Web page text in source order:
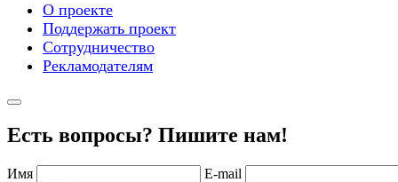
О проекте
Поддержать проект
Сотрудничество
Рекламодателям
Есть вопросы? Пишите нам!
Имя E-mail